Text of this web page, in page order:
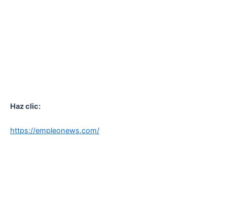
Haz clic:
https://empleonews.com/